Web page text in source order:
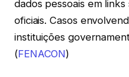
dados pessoais em
oficiais. Casos
instituições
(FENACON)